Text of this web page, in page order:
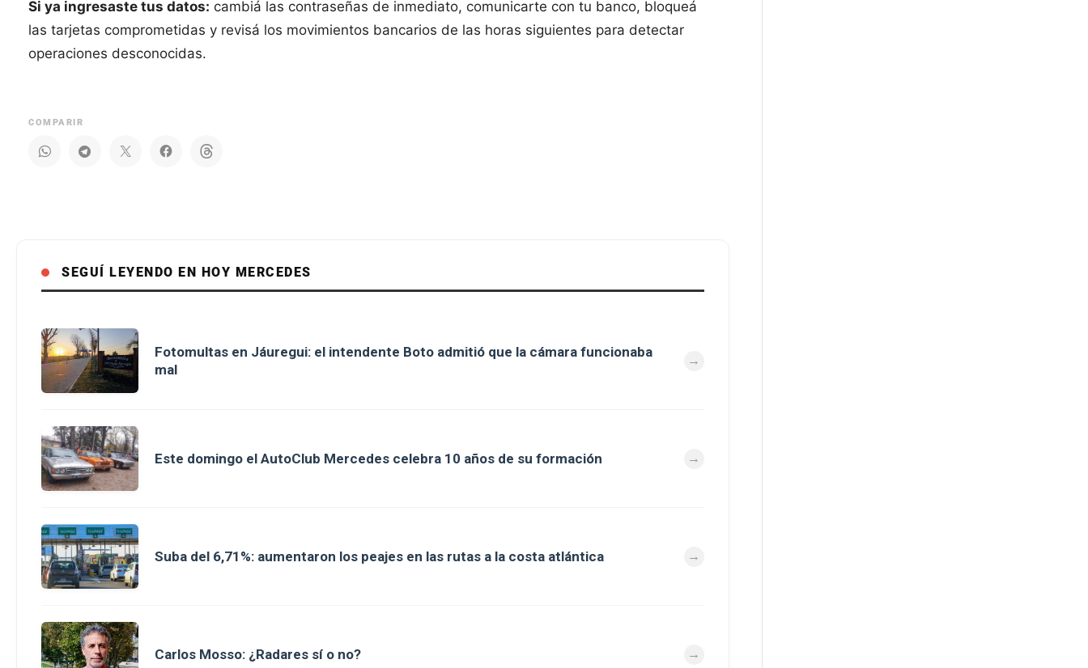
Si ya ingresaste tus datos: cambiá las contraseñas de inmediato, comunicarte con tu banco, bloqueá
las tarjetas comprometidas y revisá los movimientos bancarios de las horas siguientes para detectar
operaciones desconocidas.
COMPARIR
SEGUÍ LEYENDO EN HOY MERCEDES
Fotomultas en Jáuregui: el intendente Boto admitió que la cámara funcionaba
mal
Este domingo el AutoClub Mercedes celebra 10 años de su formación
Suba del 6,71%: aumentaron los peajes en las rutas a la costa atlántica
Carlos Mosso: ¿Radares sí o no?